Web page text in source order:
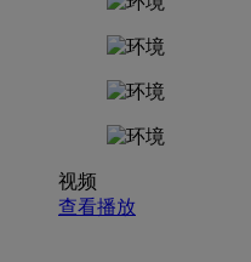
视频
查看播放